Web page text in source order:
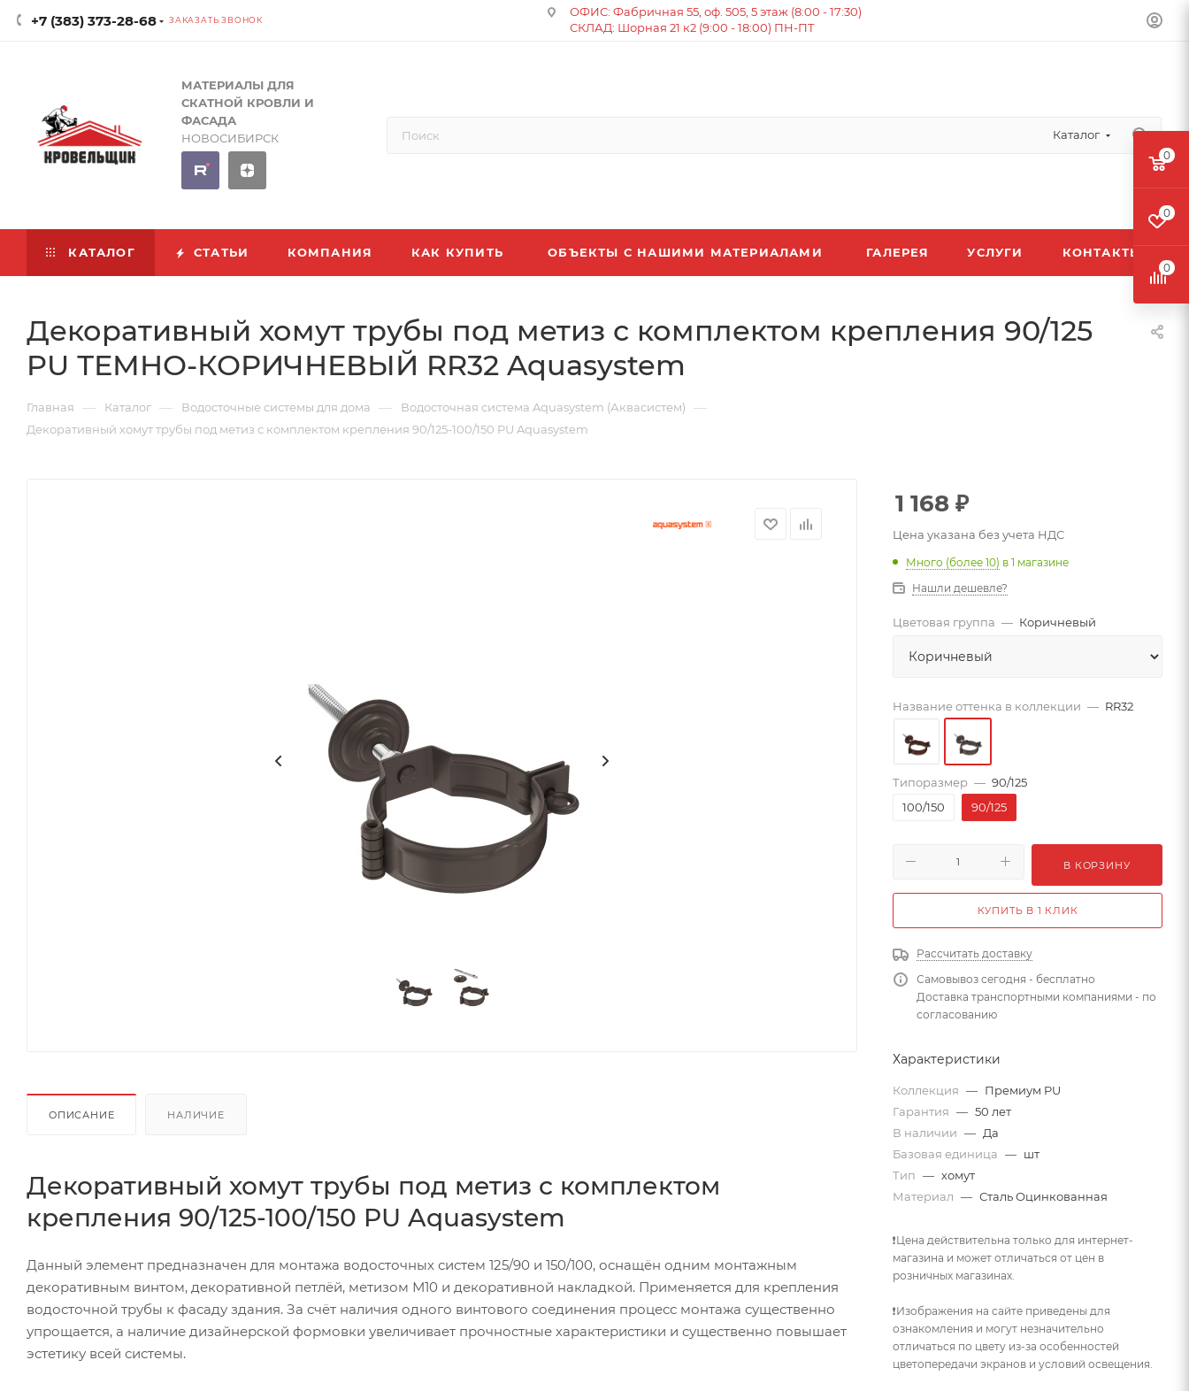
+7 (383) 373-28-68 ЗАКАЗАТЬ ЗВОНОК
ОФИС: Фабричная 55, оф. 505, 5 этаж (8:00 - 17:30)
СКЛАД: Шорная 21 к2 (9:00 - 18:00) ПН-ПТ
МАТЕРИАЛЫ ДЛЯ
СКАТНОЙ КРОВЛИ И
ФАСАДА
НОВОСИБИРСК
Каталог
КАТАЛОГ СТАТЬИ КОМПАНИЯ КАК КУПИТЬ ОБЪЕКТЫ С НАШИМИ МАТЕРИАЛАМИ ГАЛЕРЕЯ УСЛУГИ КОНТАКТЫ
Декоративный хомут трубы под метиз с комплектом крепления 90/125
PU ТЕМНО-КОРИЧНЕВЫЙ RR32 Aquasystem
Главная — Каталог — Водосточные системы для дома — Водосточная система Aquasystem (Аквасистем) —
Декоративный хомут трубы под метиз с комплектом крепления 90/125-100/150 PU Aquasystem
ОПИСАНИЕ НАЛИЧИЕ
Декоративный хомут трубы под метиз с комплектом
крепления 90/125-100/150 PU Aquasystem
Данный элемент предназначен для монтажа водосточных систем 125/90 и 150/100, оснащён одним монтажным
декоративным винтом, декоративной петлёй, метизом М10 и декоративной накладкой. Применяется для крепления
водосточной трубы к фасаду здания. За счёт наличия одного винтового соединения процесс монтажа существенно
упрощается, а наличие дизайнерской формовки увеличивает прочностные характеристики и существенно повышает
эстетику всей системы.
1 168 ₽
Цена указана без учета НДС
Много (более 10) в 1 магазине
Нашли дешевле?
Цветовая группа — Коричневый
Название оттенка в коллекции — RR32
Типоразмер — 90/125
100/150
90/125
В КОРЗИНУ
КУПИТЬ В 1 КЛИК
Рассчитать доставку
Самовывоз сегодня - бесплатно
Доставка транспортными компаниями - по
согласованию
Характеристики
Коллекция — Премиум PU
Гарантия — 50 лет
В наличии — Да
Базовая единица — шт
Тип — хомут
Материал — Сталь Оцинкованная
❗Цена действительна только для интернет-
магазина и может отличаться от цен в
розничных магазинах.
❗Изображения на сайте приведены для
ознакомления и могут незначительно
отличаться по цвету из-за особенностей
цветопередачи экранов и условий освещения.
0
0
0